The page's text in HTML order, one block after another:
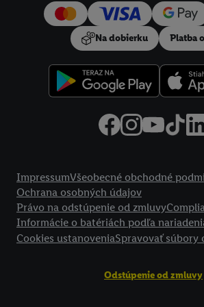
Na dobierku Platba
ImpressumVšeobecné obchodné
Ochrana osobných údajov
Právo na odstúpenie od zmluvy
Informácie o batériách podľa
Cookies ustanoveniaSpravovať súbory
Odstúpenie od zmluvy
používanie potrebných technológií.
vyjadríte súhlas so spracúvaním na všetky
Ďalšie informácie vrátane informácií o dobe
údajov a Vašom práve kedykoľvek odvolať
do budúcnosti nájdete v našich
zásadách
.Imprint nájdete tu.